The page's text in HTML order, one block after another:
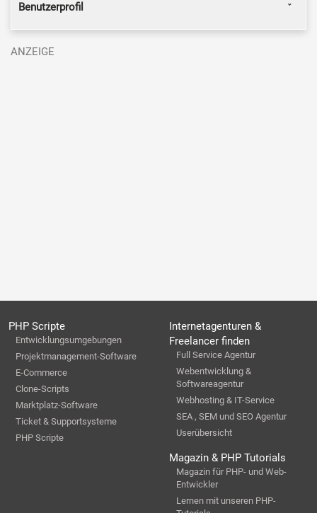
Benutzerprofil
PHP Scripte
Entwicklungsumgebungen
Projektmanagement-Software
E-Commerce
Clone-Scripts
Marktplatz-Software
Ticket & Supportsysteme
PHP Scripte
Internetagenturen &
Freelancer finden
Full Service Agentur
Webentwicklung &
Softwareagentur
Webhosting & IT-Service
SEA , SEM und SEO Agentur
Userübersicht
Magazin & PHP Tutorials
Magazin für PHP- und Web-
Entwickler
Lernen mit unseren PHP-